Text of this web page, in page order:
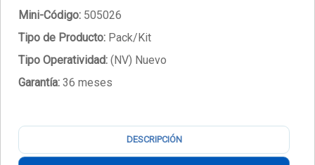
Mini-Código: 505026
Tipo de Producto: Pack/Kit
Tipo Operatividad: (NV) Nuevo
Garantía: 36 meses
DESCRIPCIÓN